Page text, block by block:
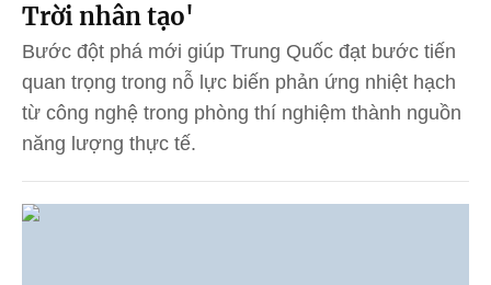
Trời nhân tạo'
Bước đột phá mới giúp Trung Quốc đạt bước tiến
quan trọng trong nỗ lực biến phản ứng nhiệt hạch
từ công nghệ trong phòng thí nghiệm thành nguồn
năng lượng thực tế.